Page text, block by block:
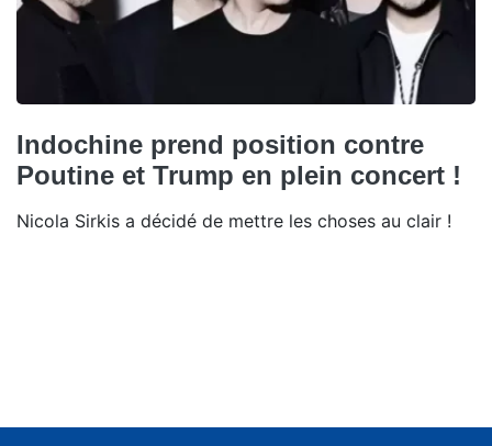
Indochine prend position contre
Poutine et Trump en plein concert !
Nicola Sirkis a décidé de mettre les choses au clair !